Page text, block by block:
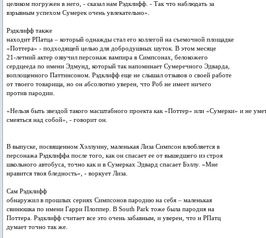
целиком погружен в него, - сказал нам Рэдклифф. - Так что наблюдать за
взрывным успехом Сумерек очень увлекательно».
Рэдклифф также
находит РПатца – который однажды стал его коллегой на съемочной площадке
«Поттера» - подходящей целью для добродушных шуток. В этом месяце
21-летний актер озвучил персонаж вампира в Симпсонах, белокожего
сердцееда по имени Эдмунд, который так напоминает Сумеречного Эдварда,
воплощенного Паттинсоном. Рэдклифф еще не слышал отзывов о своей работе
от твоего товарища, но он абсолютно уверен, что Роб не имеет ничего
против пародии.
«Нельзя быть звездой такого масштабного проекта как «Поттер» или «Сумерки» и не
смеяться над собой», - говорит он.
В выпуске, посвященном Хэллуину, маленькая Лиза Симпсон влюбляется в
персонажа Рэдклиффа после того, как он спасает ее от вышедшего из строя
школьного автобуса, точно как и в Сумерках Эдвард спасает Бэллу. «Мне
нравится твоя бледность», - воркует Лиза.
Сам Рэдклифф
обнаружил в прошлых сериях Симпсонов пародию на себя – маленькая
свинюшка по имени Гарри Плоппер. В South Park тоже была пародия на
Поттера. Рэдклифф считает все это очень забавным, и уверен, что и РПатц
думает точно так же.